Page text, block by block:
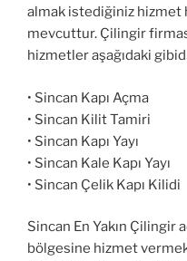
almak istediğiniz hizmet
mevcuttur. Çilingir
hizmetler aşağıdaki
• Sincan Kapı Açma
• Sincan Kilit Tamiri
• Sincan Kapı Yayı
• Sincan Kale Kapı Yayı
• Sincan Çelik Kapı Kilidi
Sincan En Yakın Çilingir
bölgesine hizmet